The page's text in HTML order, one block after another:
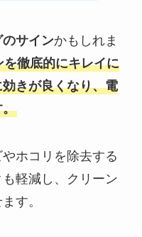
サインかもしれま
徹底的にキレイに
きが良くなり、電
。
ホコリを除去する
軽減し、クリーン
す。